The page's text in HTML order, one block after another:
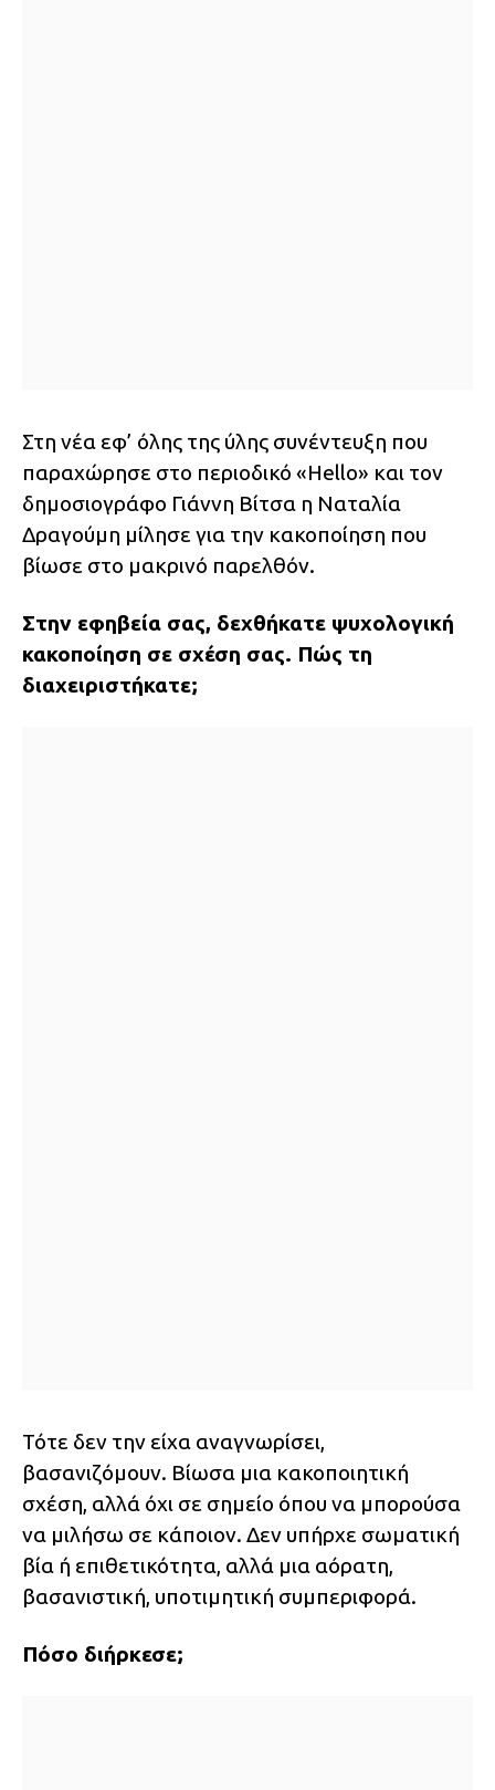
Στη νέα εφ’ όλης της ύλης συνέντευξη που
παραχώρησε στο περιοδικό «Hello» και τον
δημοσιογράφο Γιάννη Βίτσα η Ναταλία
Δραγούμη μίλησε για την κακοποίηση που
βίωσε στο μακρινό παρελθόν.
Στην εφηβεία σας, δεχθήκατε ψυχολογική
κακοποίηση σε σχέση σας. Πώς τη
διαχειριστήκατε;
Τότε δεν την είχα αναγνωρίσει,
βασανιζόμουν. Βίωσα μια κακοποιητική
σχέση, αλλά όχι σε σημείο όπου να μπορούσα
να μιλήσω σε κάποιον. Δεν υπήρχε σωματική
βία ή επιθετικότητα, αλλά μια αόρατη,
βασανιστική, υποτιμητική συμπεριφορά.
Πόσο διήρκεσε;